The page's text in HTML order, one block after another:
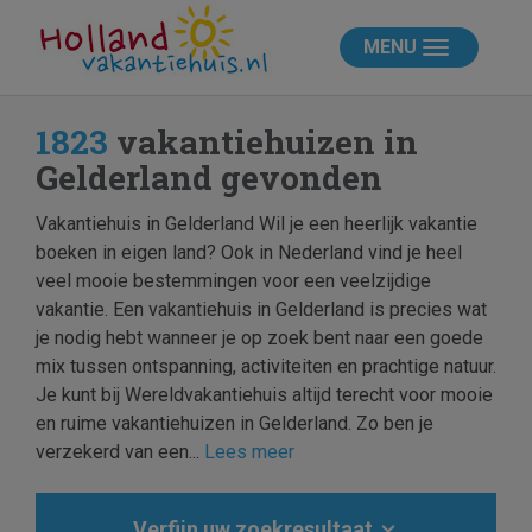
MENU
1823 vakantiehuizen in
Gelderland gevonden
Vakantiehuis in Gelderland Wil je een heerlijk vakantie
boeken in eigen land? Ook in Nederland vind je heel
veel mooie bestemmingen voor een veelzijdige
vakantie. Een vakantiehuis in Gelderland is precies wat
je nodig hebt wanneer je op zoek bent naar een goede
mix tussen ontspanning, activiteiten en prachtige natuur.
Je kunt bij Wereldvakantiehuis altijd terecht voor mooie
en ruime vakantiehuizen in Gelderland. Zo ben je
verzekerd van een... Lees meer